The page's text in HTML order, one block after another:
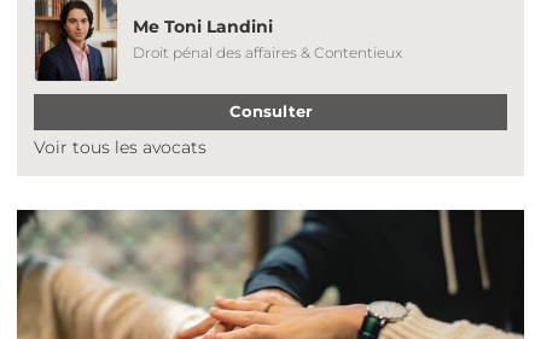
Me Toni Landini
Droit pénal des affaires & Contentieux
Consulter
Voir tous les avocats